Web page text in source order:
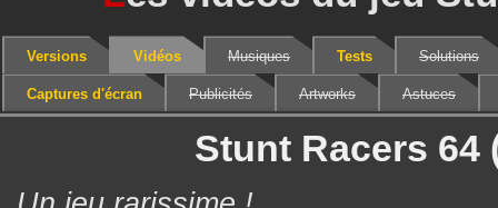
Versions Vidéos Musiques Tests Solutions
Captures d'écran Publicités Artworks Astuces
Stunt Racers 64